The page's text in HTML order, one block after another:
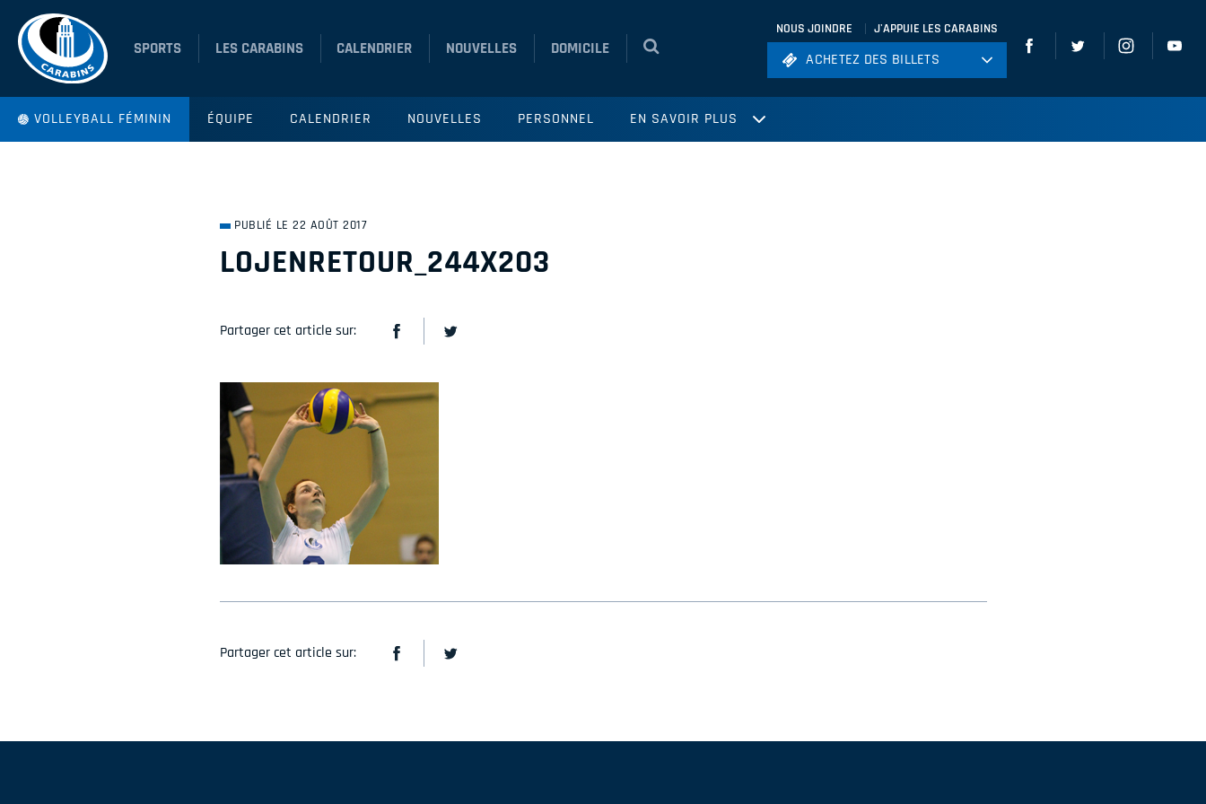
SPORTS LES CARABINS CALENDRIER NOUVELLES DOMICILE
NOUS JOINDRE J'APPUIE LES CARABINS
ACHETEZ DES BILLETS
ACHETEZ DES BILLETS
VOLLEYBALL FÉMININ ÉQUIPE CALENDRIER NOUVELLES PERSONNEL EN SAVOIR PLUS
PUBLIÉ LE 22 AOÛT 2017
LOJENRETOUR_244X203
Partager cet article sur:
Partager cet article sur: